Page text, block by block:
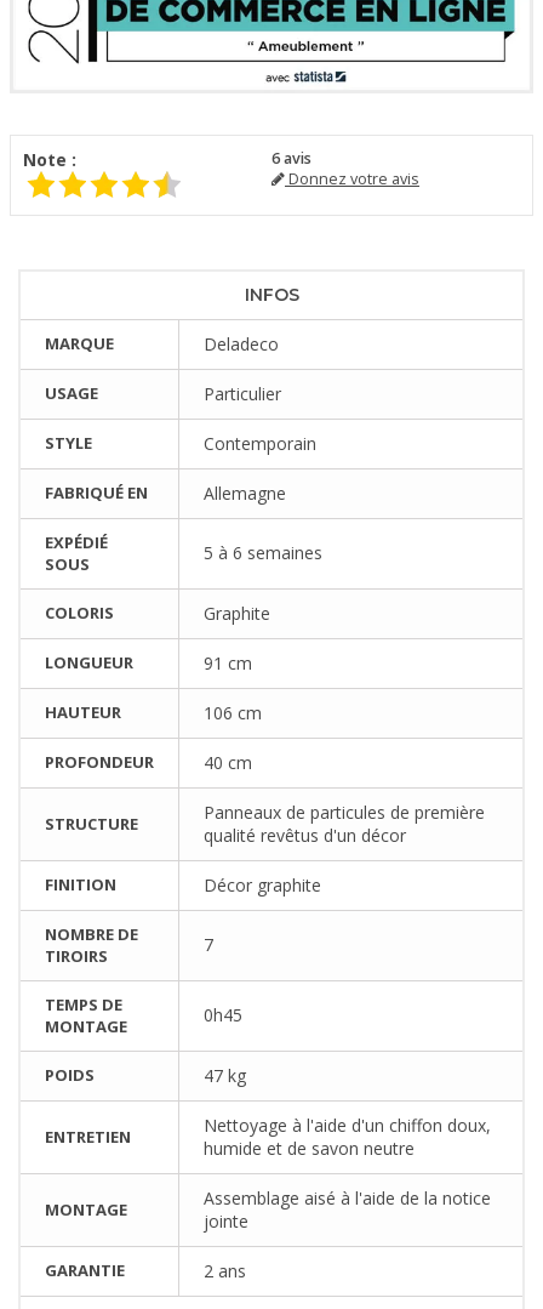
Note : 6avis
Donnez votre avis
INFOS
MARQUE Deladeco
USAGE Particulier
STYLE Contemporain
FABRIQUÉ EN Allemagne
EXPÉDIÉ
SOUS
5 à 6 semaines
COLORIS Graphite
LONGUEUR 91 cm
HAUTEUR 106 cm
PROFONDEUR 40 cm
STRUCTURE
Panneaux de particules de première
qualité revêtus d'un décor
FINITION Décor graphite
NOMBRE DE
TIROIRS
7
TEMPS DE
MONTAGE
0h45
POIDS 47 kg
ENTRETIEN
Nettoyage à l'aide d'un chiffon doux,
humide et de savon neutre
MONTAGE
Assemblage aisé à l'aide de la notice
jointe
GARANTIE 2 ans